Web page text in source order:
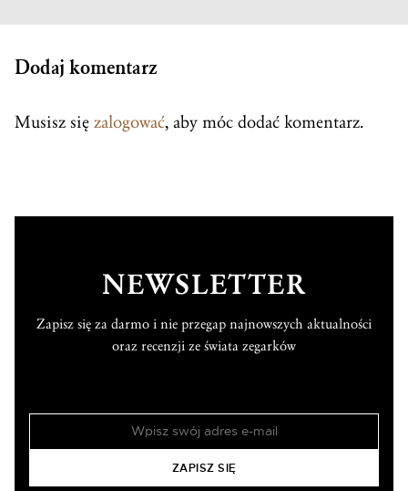
Dodaj komentarz
Musisz się zalogować, aby móc dodać komentarz.
NEWSLETTER
Zapisz się za darmo i nie przegap najnowszych aktualności
oraz recenzji ze świata zegarków